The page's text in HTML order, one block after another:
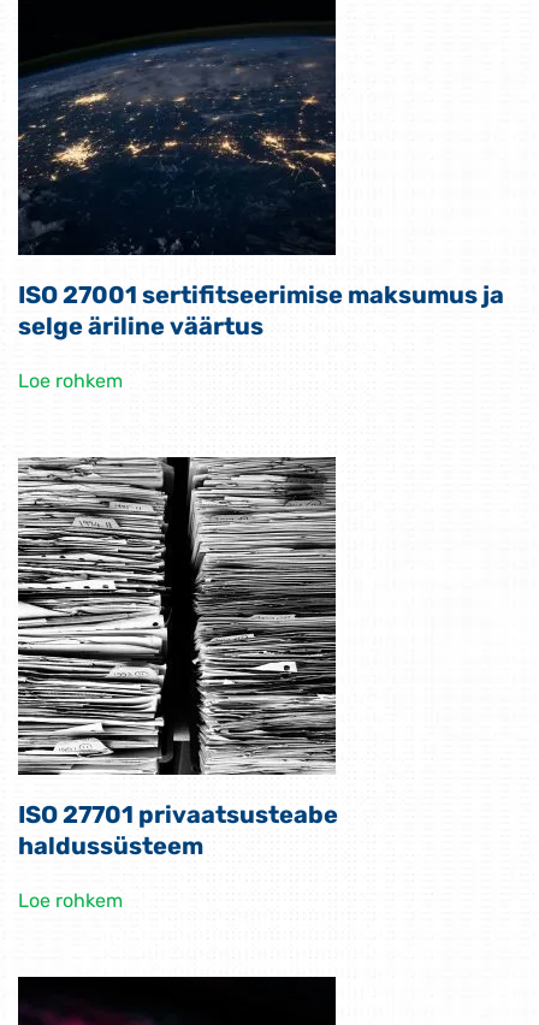
ISO 27001 sertifitseerimise maksumus ja
selge äriline väärtus
Loe rohkem
ISO 27701 privaatsusteabe
haldussüsteem
Loe rohkem